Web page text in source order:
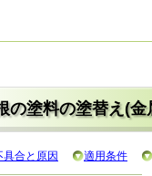
の塗料の塗替え(金
具合と原因 適用条件